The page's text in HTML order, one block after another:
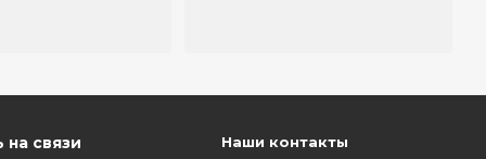
на связи Наши контакты